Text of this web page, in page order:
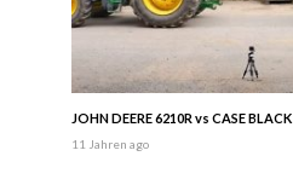
JOHN DEERE 6210R vs CASE
11 Jahren ago